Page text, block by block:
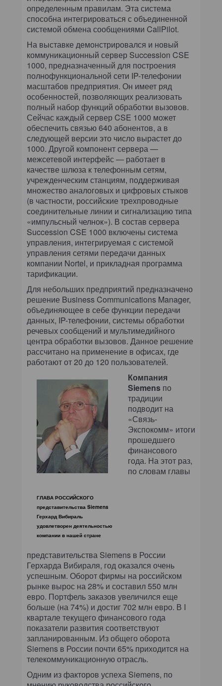
определенным правилам. Эта система
способна интегрироваться с объединенной
системой обмена сообщениями CallPilot.
На выставке демонстрировался и новый
коммуникационный сервер Succession CSE
1000, предназначенный для построения
полнофункциональной сети IP-телефонии
масштабов предприятия. Он имеет ряд
особенностей, позволяющих реализовать
полный набор функций обработки вызовов.
Сейчас каждый сервер CSE 1000 может
обеспечить связью 640 абонентов, а в
следующей версии это число вырастет до
1000. Другой компонент сервера —
межсетевой интерфейс — работает в
качестве шлюза к телефонным сетям,
учрежденческим станциям, поддерживая
множество аналоговых и цифровых стыков
(в частности, российские трехпроводные
соединительные линии и сигнализацию типа
«импульсный челнок»). В состав сервера
Succession CSE 1000 включены система
управления, интегрируемая с системой
управления сетями передачи данных
компании Nortel, и прикладная программа
тарификации.
Для небольших предприятий предназначено
решение Business Communications Manager,
объединяющее в себе функции передачи
данных, IP-телефонии, системы обработки
речевых сообщений и мультимедийного
центра обработки вызовов. Данное решение
рассчитано на применение в офисах, где
работают от 20 до 120 пользователей.
ГЛАВА РОССИЙСКОГО
представительства Siemens
Герхард Вибираль
удовлетворен деятельностью
компании в нашей стране
Компания
Siemens по
традиции
подводит на
«Связь-
Экспокомм» итоги
прошедшего
финансового
года. На этот раз,
по словам главы
представительства Siemens в России
Герхарда Вибираля, год оказался очень
успешным. Оборот фирмы на российском
рынке вырос на 28% и составил 550 млн
евро. Портфель заказов увеличился еще
больше (на 74%) и достиг 702 млн евро. В I
квартале текущего финансового года
показатели развития соответствуют
запланированным. Из общего оборота
Siemens в России почти 65% приходится на
телекоммуникационную отрасль.
Одним из факторов успеха Siemens, по